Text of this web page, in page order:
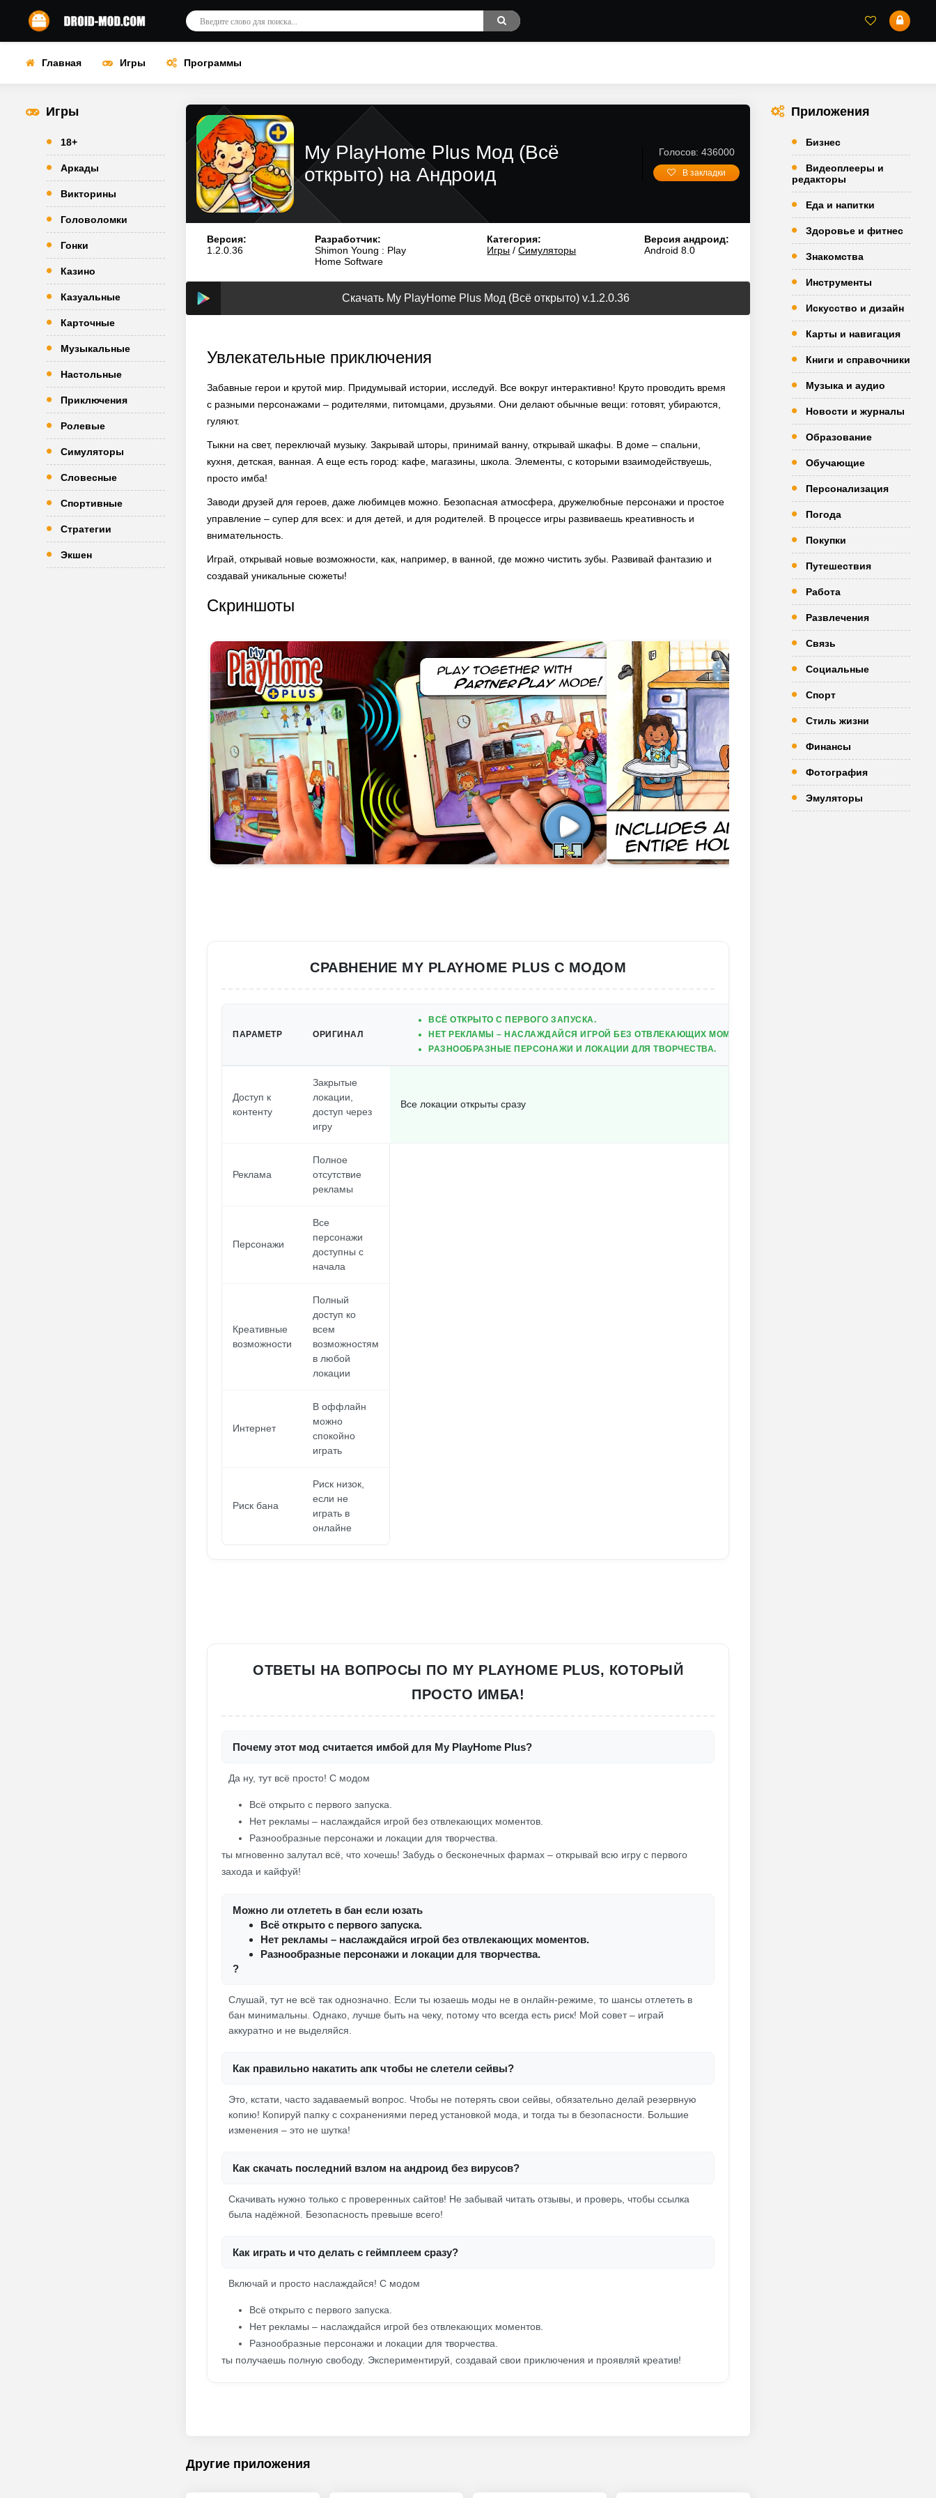
Главная Игры Программы
Игры
18+
Аркады
Викторины
Головоломки
Гонки
Казино
Казуальные
Карточные
Музыкальные
Настольные
Приключения
Ролевые
Симуляторы
Словесные
Спортивные
Стратегии
Экшен
My PlayHome Plus Мод (Всё
открыто) на Андроид
Голосов: 436000
В закладки
Версия:
1.2.0.36
Разработчик:
Shimon Young : Play
Home Software
Категория:
Игры /Симуляторы
Версия андроид:
Android 8.0
Скачать My PlayHome Plus Мод (Всё открыто) v.1.2.0.36
Увлекательные приключения
Забавные герои и крутой мир. Придумывай истории, исследуй. Все вокруг интерактивно! Круто проводить время
с разными персонажами – родителями, питомцами, друзьями. Они делают обычные вещи: готовят, убираются,
гуляют.
Тыкни на свет, переключай музыку. Закрывай шторы, принимай ванну, открывай шкафы. В доме – спальни,
кухня, детская, ванная. А еще есть город: кафе, магазины, школа. Элементы, с которыми взаимодействуешь,
просто имба!
Заводи друзей для героев, даже любимцев можно. Безопасная атмосфера, дружелюбные персонажи и простое
управление – супер для всех: и для детей, и для родителей. В процессе игры развиваешь креативность и
внимательность.
Играй, открывай новые возможности, как, например, в ванной, где можно чистить зубы. Развивай фантазию и
создавай уникальные сюжеты!
Скриншоты
СРАВНЕНИЕ MY PLAYHOME PLUS С МОДОМ
ПАРАМЕТР ОРИГИНАЛ
ВСЁ ОТКРЫТО С ПЕРВОГО ЗАПУСКА.
НЕТ РЕКЛАМЫ – НАСЛАЖДАЙСЯ ИГРОЙ БЕЗ ОТВЛЕКАЮЩИХ МОМЕНТОВ.
РАЗНООБРАЗНЫЕ ПЕРСОНАЖИ И ЛОКАЦИИ ДЛЯ ТВОРЧЕСТВА.
Доступ к
контенту
Закрытые
локации,
доступ через
игру
Все локации открыты сразу
Реклама
Полное
отсутствие
рекламы
Персонажи
Все
персонажи
доступны с
начала
Креативные
возможности
Полный
доступ ко
всем
возможностям
в любой
локации
Интернет
В оффлайн
можно
спокойно
играть
Риск бана
Риск низок,
если не
играть в
онлайне
ОТВЕТЫ НА ВОПРОСЫ ПО MY PLAYHOME PLUS, КОТОРЫЙ
ПРОСТО ИМБА!
Почему этот мод считается имбой для My PlayHome Plus?
Да ну, тут всё просто! С модом
Всё открыто с первого запуска.
Нет рекламы – наслаждайся игрой без отвлекающих моментов.
Разнообразные персонажи и локации для творчества.
ты мгновенно залутал всё, что хочешь! Забудь о бесконечных фармах – открывай всю игру с первого
захода и кайфуй!
Можно ли отлететь в бан если юзать
Всё открыто с первого запуска.
Нет рекламы – наслаждайся игрой без отвлекающих моментов.
Разнообразные персонажи и локации для творчества.
?
Слушай, тут не всё так однозначно. Если ты юзаешь моды не в онлайн-режиме, то шансы отлететь в
бан минимальны. Однако, лучше быть на чеку, потому что всегда есть риск! Мой совет – играй
аккуратно и не выделяйся.
Как правильно накатить апк чтобы не слетели сейвы?
Это, кстати, часто задаваемый вопрос. Чтобы не потерять свои сейвы, обязательно делай резервную
копию! Копируй папку с сохранениями перед установкой мода, и тогда ты в безопасности. Большие
изменения – это не шутка!
Как скачать последний взлом на андроид без вирусов?
Скачивать нужно только с проверенных сайтов! Не забывай читать отзывы, и проверь, чтобы ссылка
была надёжной. Безопасность превыше всего!
Как играть и что делать с геймплеем сразу?
Включай и просто наслаждайся! С модом
Всё открыто с первого запуска.
Нет рекламы – наслаждайся игрой без отвлекающих моментов.
Разнообразные персонажи и локации для творчества.
ты получаешь полную свободу. Экспериментируй, создавай свои приключения и проявляй креатив!
Другие приложения
Приложения
Бизнес
Видеоплееры и
редакторы
Еда и напитки
Здоровье и фитнес
Знакомства
Инструменты
Искусство и дизайн
Карты и навигация
Книги и справочники
Музыка и аудио
Новости и журналы
Образование
Обучающие
Персонализация
Погода
Покупки
Путешествия
Работа
Развлечения
Связь
Социальные
Спорт
Стиль жизни
Финансы
Фотография
Эмуляторы